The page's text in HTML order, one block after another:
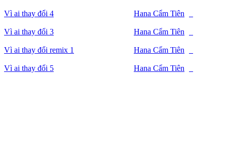
Vì ai thay đổi 4 Hana Cẩm Tiên
Vì ai thay đổi 3 Hana Cẩm Tiên
Vì ai thay đổi remix 1 Hana Cẩm Tiên
Vì ai thay đổi 5 Hana Cẩm Tiên